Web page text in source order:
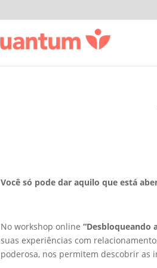
Você só pode dar aquilo que está
No workshop online“Desbloqueando
suas experiências com
poderosa, nos permitem descobrir as